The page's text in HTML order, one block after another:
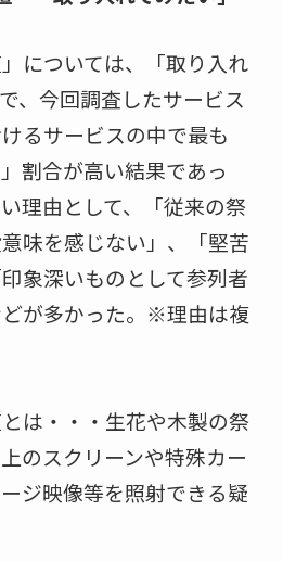
る読経サービス 「抵抗が
読経サービス」につい
95％だった。「抵抗があ
摯な感じがしない」が
導師が行うことに意味があ
う結果になった。少数派
うから」、「堅苦しさや
良い」などがあった。